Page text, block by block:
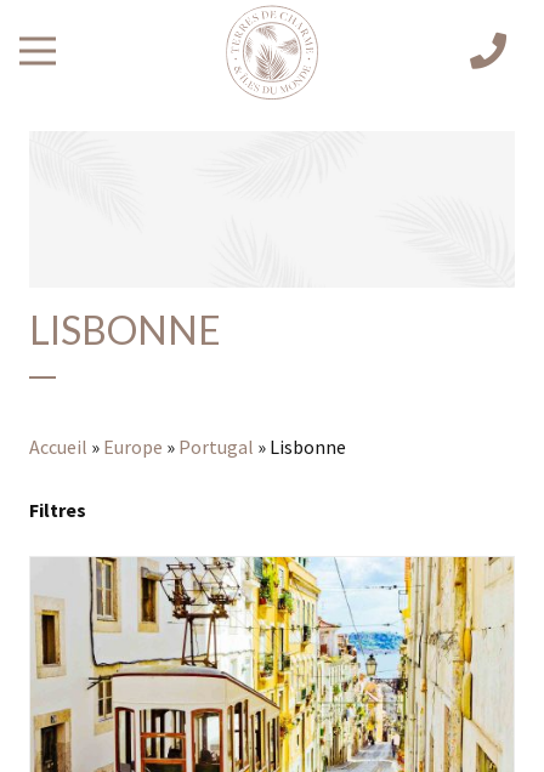
LISBONNE
Accueil » Europe » Portugal » Lisbonne
Filtres